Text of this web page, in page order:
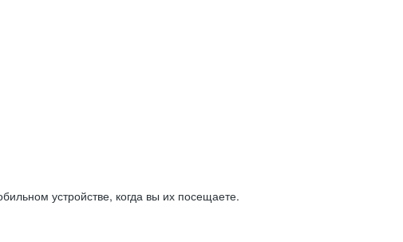
устройстве, когда вы их посещаете.